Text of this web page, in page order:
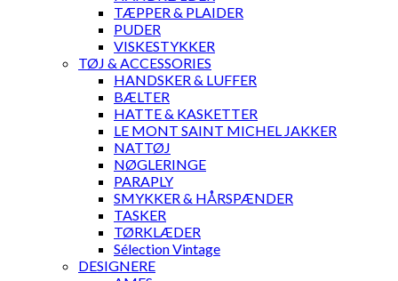
TÆPPER & PLAIDER
PUDER
VISKESTYKKER
TØJ & ACCESSORIES
HANDSKER & LUFFER
BÆLTER
HATTE & KASKETTER
LE MONT SAINT MICHEL JAKKER
NATTØJ
NØGLERINGE
PARAPLY
SMYKKER & HÅRSPÆNDER
TASKER
TØRKLÆDER
Sélection Vintage
DESIGNERE